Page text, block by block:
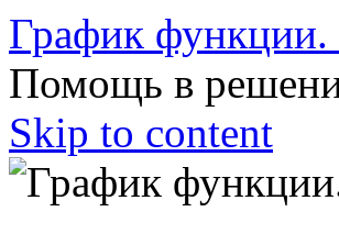
График
Помощь в
Skip to content